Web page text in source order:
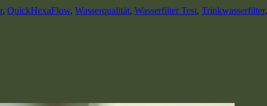
, QuickHexaFlow, Wasserqualität, Wasserfilter Test, Trinkwasserfilter,